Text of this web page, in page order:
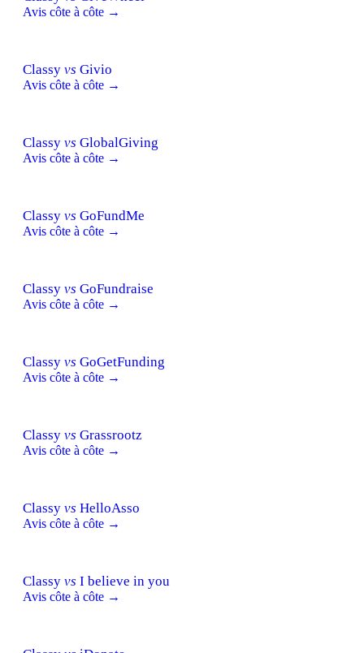
Avis côte à côte →
Classy vs Givio
Avis côte à côte →
Classy vs GlobalGiving
Avis côte à côte →
Classy vs GoFundMe
Avis côte à côte →
Classy vs GoFundraise
Avis côte à côte →
Classy vs GoGetFunding
Avis côte à côte →
Classy vs Grassrootz
Avis côte à côte →
Classy vs HelloAsso
Avis côte à côte →
Classy vs I believe in you
Avis côte à côte →